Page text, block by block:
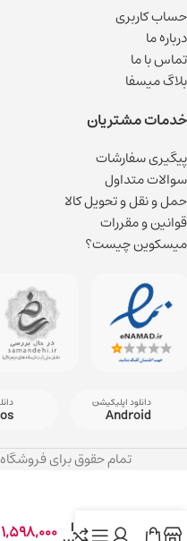
حساب کاربری
درباره ما
تماس با ما
بلاگ میسفا
خدمات مشتریان
پیگیری سفارشات
سوالات متداول
حمل و نقل و تحویل کالا
قوانین و مقررات
میسکوین چیست؟
دانلود اپلیکیشن
Android
تمام حقوق برای
چشم اولترا 1,598,000